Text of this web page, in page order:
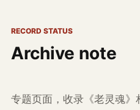
RECORD STATUS
Archive note
专题页面，收录《老灵魂